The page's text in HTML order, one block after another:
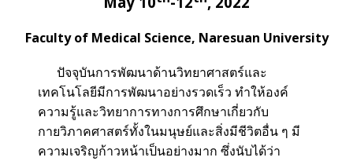
Faculty of Medical Science, Naresuan University
ปัจจุบันการพัฒนาด้านวิทยาศาสตร์และ
เทคโนโลยีมีการพัฒนาอย่างรวดเร็ว ทำให้องค์
ความรู้และวิทยาการทางการศึกษาเกี่ยวกับ
กายวิภาคศาสตร์ทั้งในมนุษย์และสิ่งมีชีวิตอื่น ๆ มี
ความเจริญก้าวหน้าเป็นอย่างมาก ซึ่งนับได้ว่า